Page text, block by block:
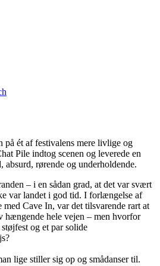
på ét af festivalens mere livlige og
Pile indtog scenen og leverede en
absurd, rørende og underholdende.
– i en sådan grad, at det var svært
var landet i god tid. I forlængelse af
med Cave In, var det tilsvarende rart at
hængende hele vejen – men hvorfor
og et par solide
lige stiller sig op og smådanser til.